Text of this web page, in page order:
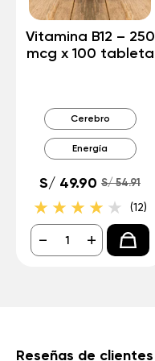
Vitamina B12 – 250
mcg x 100 tableta
Cerebro
Energía
S/ 49.90 S/ 54.91
(12)
- +
Reseñas de clientes